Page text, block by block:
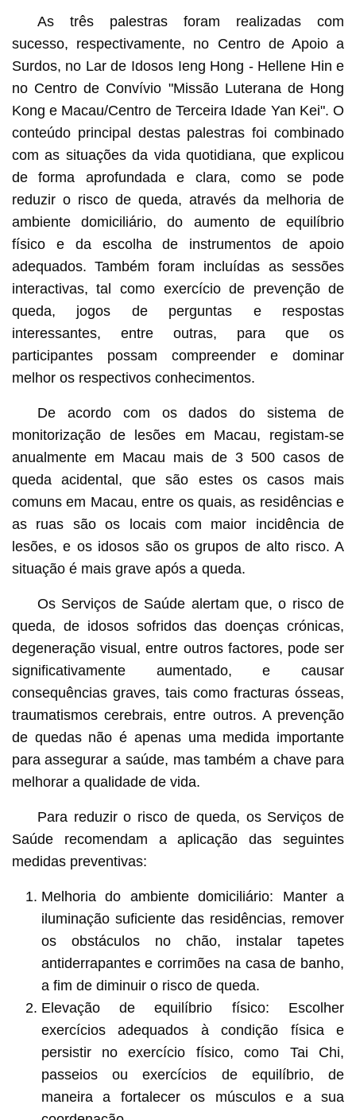
As três palestras foram realizadas com
sucesso, respectivamente, no Centro de Apoio a
Surdos, no Lar de Idosos Ieng Hong - Hellene Hin e
no Centro de Convívio "Missão Luterana de Hong
Kong e Macau/Centro de Terceira Idade Yan Kei". O
conteúdo principal destas palestras foi combinado
com as situações da vida quotidiana, que explicou
de forma aprofundada e clara, como se pode
reduzir o risco de queda, através da melhoria de
ambiente domiciliário, do aumento de equilíbrio
físico e da escolha de instrumentos de apoio
adequados. Também foram incluídas as sessões
interactivas, tal como exercício de prevenção de
queda, jogos de perguntas e respostas
interessantes, entre outras, para que os
participantes possam compreender e dominar
melhor os respectivos conhecimentos.
De acordo com os dados do sistema de
monitorização de lesões em Macau, registam-se
anualmente em Macau mais de 3 500 casos de
queda acidental, que são estes os casos mais
comuns em Macau, entre os quais, as residências e
as ruas são os locais com maior incidência de
lesões, e os idosos são os grupos de alto risco. A
situação é mais grave após a queda.
Os Serviços de Saúde alertam que, o risco de
queda, de idosos sofridos das doenças crónicas,
degeneração visual, entre outros factores, pode ser
significativamente aumentado, e causar
consequências graves, tais como fracturas ósseas,
traumatismos cerebrais, entre outros. A prevenção
de quedas não é apenas uma medida importante
para assegurar a saúde, mas também a chave para
melhorar a qualidade de vida.
Para reduzir o risco de queda, os Serviços de
Saúde recomendam a aplicação das seguintes
medidas preventivas:
Melhoria do ambiente domiciliário: Manter a
iluminação suficiente das residências, remover
os obstáculos no chão, instalar tapetes
antiderrapantes e corrimões na casa de banho,
a fim de diminuir o risco de queda.
Elevação de equilíbrio físico: Escolher
exercícios adequados à condição física e
persistir no exercício físico, como Tai Chi,
passeios ou exercícios de equilíbrio, de
maneira a fortalecer os músculos e a sua